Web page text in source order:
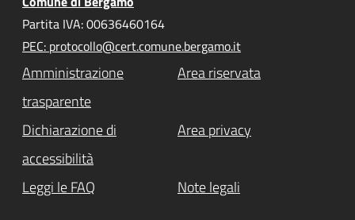
Partita IVA: 00636460164
PEC: protocollo@cert.comune.bergamo.it
Amministrazione
trasparente
Area riservata
Dichiarazione di
accessibilità
Area privacy
Leggi le FAQ Note legali